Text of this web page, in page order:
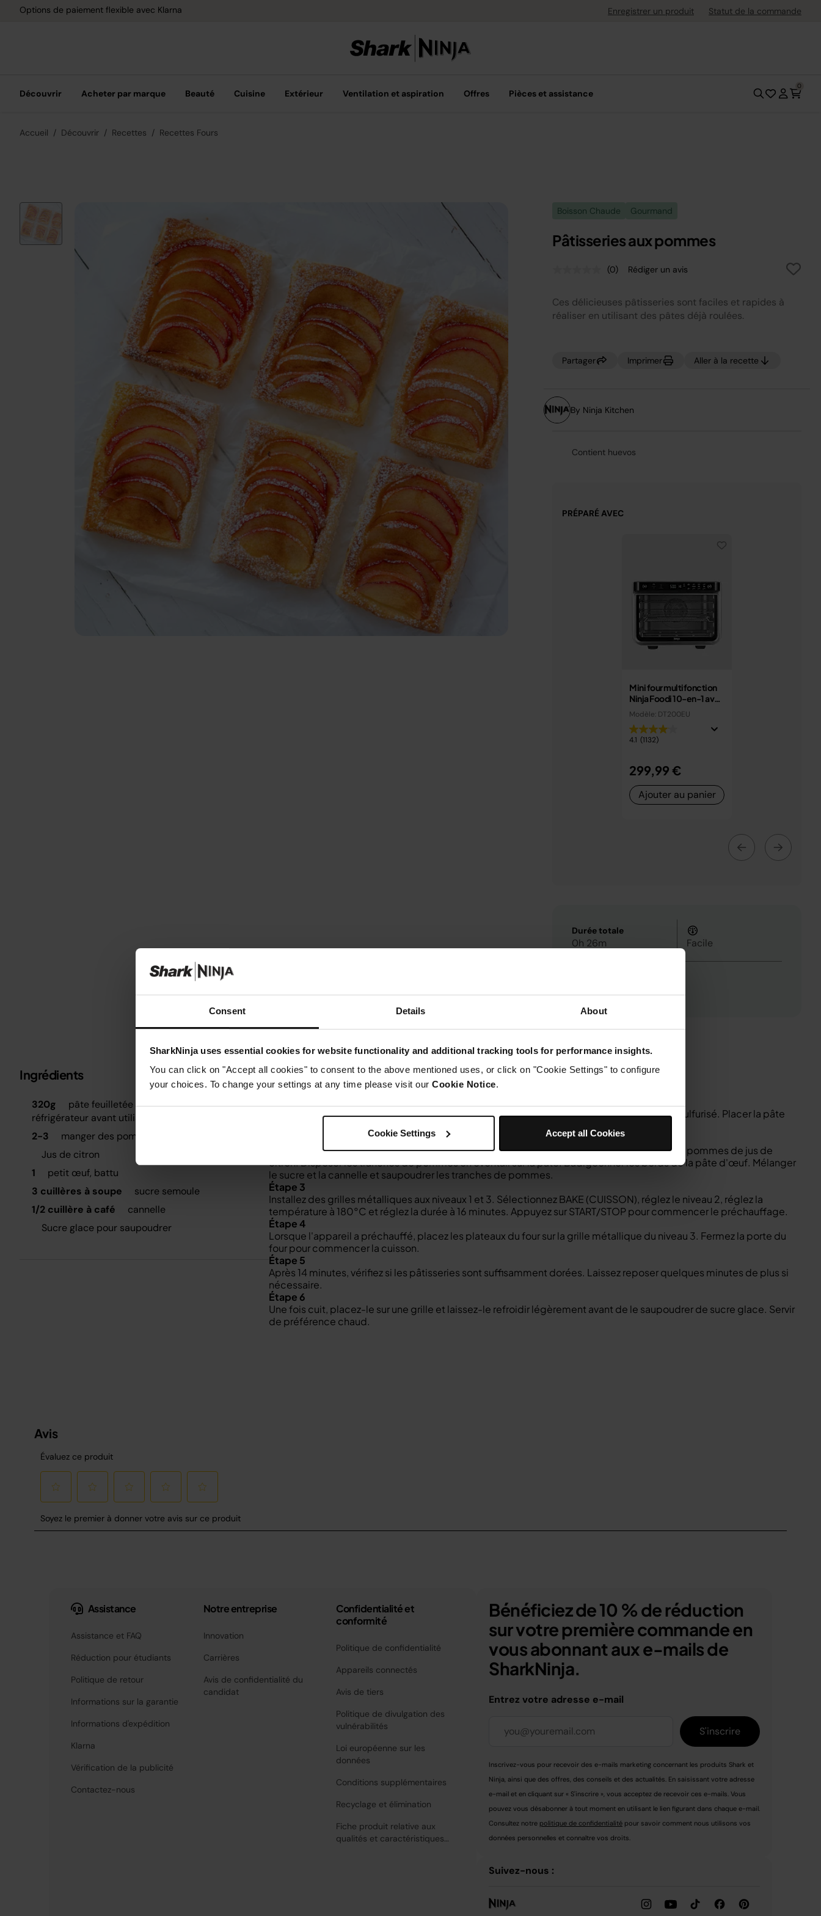
Consent Details About
SharkNinja uses essential cookies for website functionality and additional tracking tools for performance insights.
You can click on "Accept all cookies" to consent to the above mentioned uses, or click on "Cookie Settings" to configure
your choices. To change your settings at any time please visit our Cookie Notice.
Cookie Settings Accept all Cookies
Options de paiement flexible avec Klarna Livraison gratuite dès 40 € d'achatEnregistrer un produit Statut de la commande
Découvrir Acheter par marque Beauté Cuisine Extérieur Ventilation et aspiration Offres Pièces et assistance
0
Accueil Découvrir Recettes Recettes Fours
Boisson Chaude Gourmand
Pâtisseries aux pommes
Aucune
notation.
Lien
sur
(0) Rédiger un avis
Ces délicieuses pâtisseries sont faciles et rapides à
réaliser en utilisant des pâtes déjà roulées.
Partager Imprimer Aller à la recette
By Ninja Kitchen
Contient huevos
PRÉPARÉ AVEC
Mini four multifonction
Ninja Foodi 10-en-1 avec
Air Fry et rôtisserie
DT200EU
Modèle: DT200EU
4.1 (1132)
299,99 €
Ajouter au panier
Durée totale
0h 26m Facile
Ingrédients Métrique Impérial
320g
pâte feuilletée prête à l'emploi, sortie du
réfrigérateur avant utilisation
2-3
manger des pommes à la peau rouge
Jus de citron
1
petit œuf, battu
3 cuillères à soupe
sucre semoule
1/2 cuillère à café
cannelle
Sucre glace pour saupoudrer
Instructions
Dérouler la pâte et la couper en 8 morceaux égaux. Recouvrir 2 plaques de four de papier sulfurisé. Placer la pâte
Retirer le cœur des pommes, les épépiner et les couper en fines tranches. Badigeonner les pommes de jus de
citron. Disposer les tranches de pommes en éventail sur la pâte. Badigeonner les bords de la pâte d'œuf. Mélanger
le sucre et la cannelle et saupoudrer les tranches de pommes.
Étape 3
Installez des grilles métalliques aux niveaux 1 et 3. Sélectionnez BAKE (CUISSON), réglez le niveau 2, réglez la
température à 180°C et réglez la durée à 16 minutes. Appuyez sur START/STOP pour commencer le préchauffage.
Étape 4
Lorsque l'appareil a préchauffé, placez les plateaux du four sur la grille métallique du niveau 3. Fermez la porte du
four pour commencer la cuisson.
Étape 5
Après 14 minutes, vérifiez si les pâtisseries sont suffisamment dorées. Laissez reposer quelques minutes de plus si
nécessaire.
Étape 6
Une fois cuit, placez-le sur une grille et laissez-le refroidir légèrement avant de le saupoudrer de sucre glace. Servir
de préférence chaud.
Assistance
Assistance et FAQ
Réduction pour étudiants
Politique de retour
Informations sur la garantie
Informations d'expédition
Klarna
Vérification de la publicité
Contactez-nous
Notre entreprise
Innovation
Carrières
Avis de confidentialité du
candidat
Confidentialité et
conformité
Politique de confidentialité
Appareils connectés
Avis de tiers
Politique de divulgation des
vulnérabilités
Loi européenne sur les
données
Conditions supplémentaires
Recyclage et élimination
Fiche produit relative aux
qualités et caractéristiques
Bénéficiez de 10 % de réduction
sur votre première commande en
vous abonnant aux e-mails de
SharkNinja.
Entrez votre adresse e-mail
S'inscrire
Inscrivez-vous pour recevoir des e-mails marketing concernant les produits Shark et
Ninja, ainsi que des offres, des conseils et des actualités. En saisissant votre adresse
e-mail et en cliquant sur « S'inscrire », vous acceptez de recevoir ces e-mails. Vous
pouvez vous désabonner à tout moment en utilisant le lien figurant dans chaque e-mail.
Consultez notre politique de confidentialité pour savoir comment nous utilisons vos
données personnelles et connaître vos droits.
Suivez-nous :